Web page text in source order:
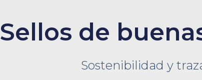
Sellos de
Sostenibilidad y